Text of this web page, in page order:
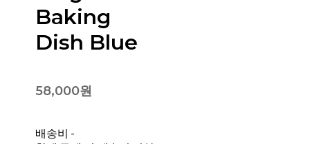
Baking
Dish Blue
58,000원
배송비 -